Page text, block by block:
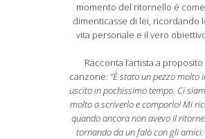
momento del ritornello è come
dimenticasse di lei, ricordando
vita personale e il vero
Racconta l’artista a
canzone: “È stato un pezzo molto
uscito in pochissimo tempo. Ci
molto a scriverlo e comporlo! Mi
quando ancora non avevo il
tornando da un falò con gli